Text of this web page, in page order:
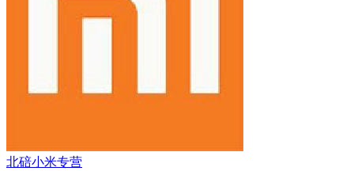
北碚小米专营